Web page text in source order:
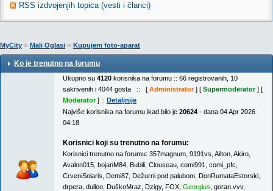
RSS izdvojenjih topica (vesti i članci)
MyCity » Mali Oglasi » Kupujem foto-aparat
Ko je trenutno na forumu
Ukupno su 4120 korisnika na forumu :: 66 registrovanih, 10
sakrivenih i 4044 gosta :: [ Administrator] [ Supermoderator] [
Moderator] :: Detaljnije
Najviše korisnika na forumu ikad bilo je 20624 - dana 04 Apr 2026
04:18
Korisnici koji su trenutno na forumu:
Korisnici trenutno na forumu: 357magnum 9191vs Ailton Akiro
Avalon015 bojanM84 Bubili Clouseau comi991 comi_pfc
CrveniSolaris Demi87 Dežurni pod palubom DonRumataEstorski
drpera dulleo DuškoMraz Dzigy, FOX Georgius goran.vvv,